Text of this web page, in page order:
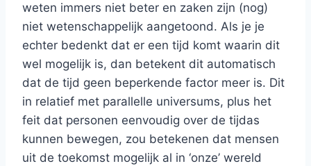
weten immers niet beter en zaken zijn (nog)
niet wetenschappelijk aangetoond. Als je je
echter bedenkt dat er een tijd komt waarin dit
wel mogelijk is, dan betekent dit automatisch
dat de tijd geen beperkende factor meer is. Dit
in relatief met parallelle universums, plus het
feit dat personen eenvoudig over de tijdas
kunnen bewegen, zou betekenen dat mensen
uit de toekomst mogelijk al in ‘onze’ wereld